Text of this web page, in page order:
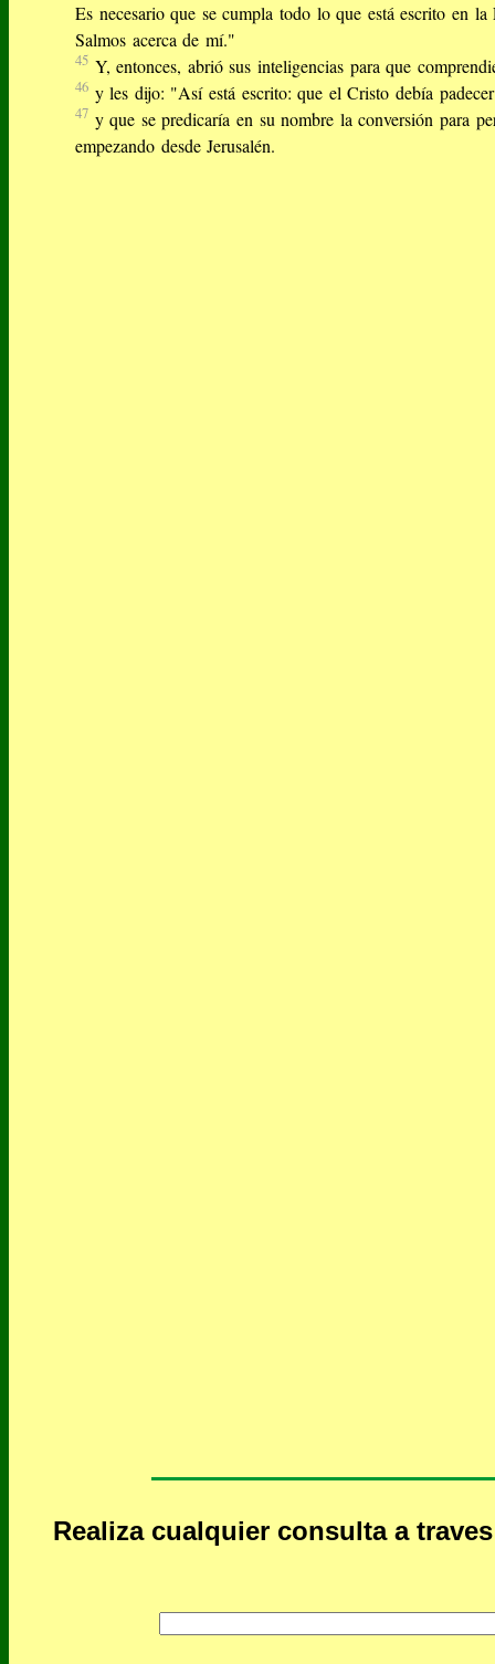
Es necesario que se cumpla todo lo que está escrito en
Salmos acerca de mí."
45 Y, entonces, abrió sus inteligencias para que
46 y les dijo: "Así está escrito: que el Cristo debía
47 y que se predicaría en su nombre la conversión para
empezando desde Jerusalén.
Realiza cualquier consulta a